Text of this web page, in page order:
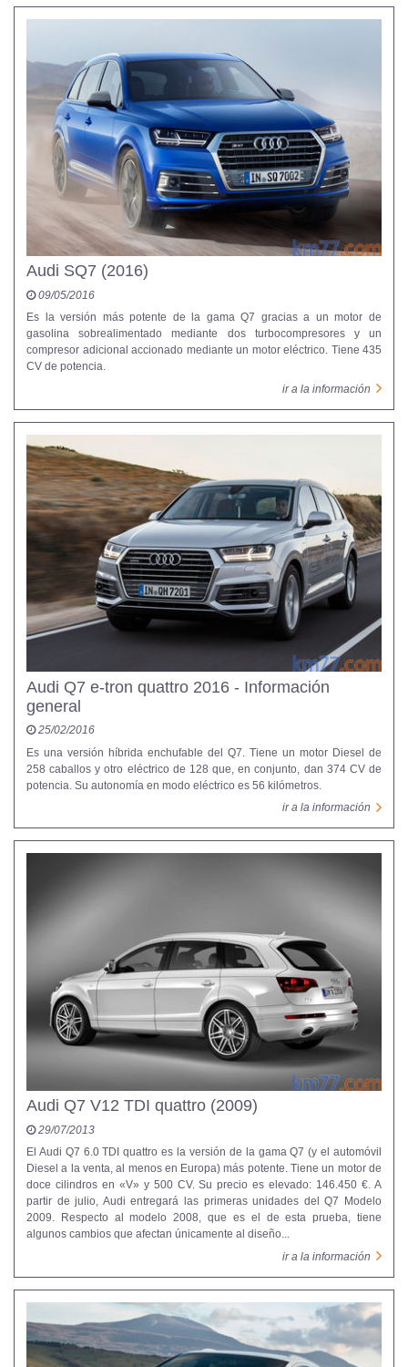
Audi SQ7 (2016)
09/05/2016
Es la versión más potente de la gama Q7 gracias a un motor de
gasolina sobrealimentado mediante dos turbocompresores y un
compresor adicional accionado mediante un motor eléctrico. Tiene 435
CV de potencia.
ir a la información
Audi Q7 e-tron quattro 2016 - Información
general
25/02/2016
Es una versión híbrida enchufable del Q7. Tiene un motor Diesel de
258 caballos y otro eléctrico de 128 que, en conjunto, dan 374 CV de
potencia. Su autonomía en modo eléctrico es 56 kilómetros.
ir a la información
Audi Q7 V12 TDI quattro (2009)
29/07/2013
El Audi Q7 6.0 TDI quattro es la versión de la gama Q7 (y el automóvil
Diesel a la venta, al menos en Europa) más potente. Tiene un motor de
doce cilindros en «V» y 500 CV. Su precio es elevado: 146.450 €. A
partir de julio, Audi entregará las primeras unidades del Q7 Modelo
2009. Respecto al modelo 2008, que es el de esta prueba, tiene
algunos cambios que afectan únicamente al diseño...
ir a la información